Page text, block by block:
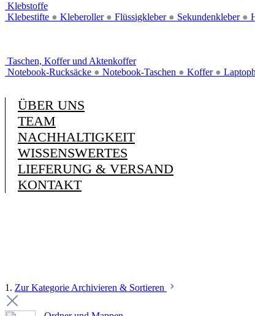
Klebstoffe
Klebestifte ● Kleberoller ● Flüssigkleber ● Sekundenkleber ●
Taschen, Koffer und Aktenkoffer
Notebook-Rucksäcke ● Notebook-Taschen ● Koffer ●
ÜBER UNS
TEAM
NACHHALTIGKEIT
WISSENSWERTES
LIEFERUNG & VERSAND
KONTAKT
1. Zur Kategorie Archivieren & Sortieren